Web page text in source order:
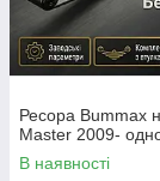
Ресора Bummax
Master 2009-
В наявності